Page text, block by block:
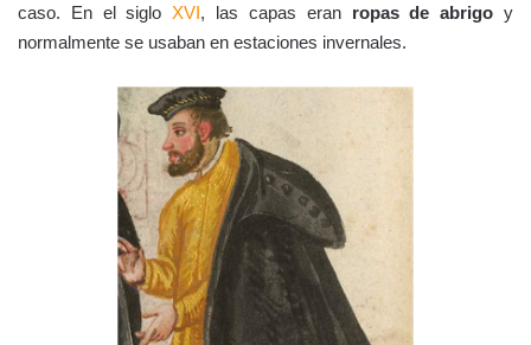
caso. En el siglo XVI, las capas eran ropas de abrigo y
normalmente se usaban en estaciones invernales.